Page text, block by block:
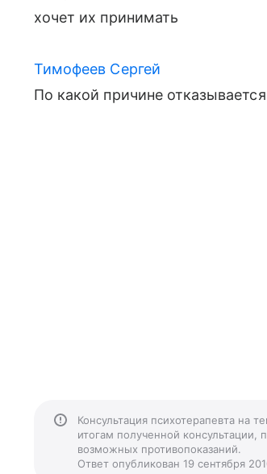
хочет их принимать
Тимофеев Сергей
По какой причине
Консультация психотерапевта на
итогам полученной консультации,
возможных противопоказаний.
Ответ опубликован 19 сентября